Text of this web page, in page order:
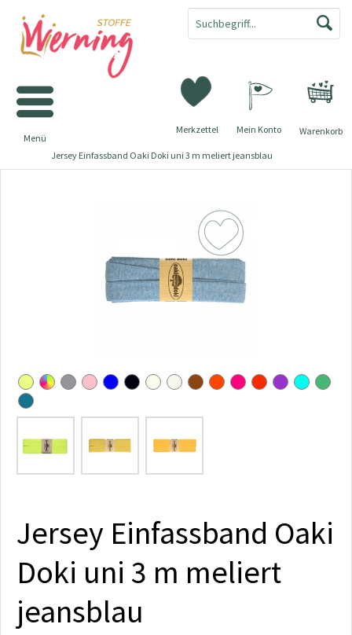
Warenkorb
Merkzettel Mein Konto
Menü
Jersey Einfassband Oaki Doki uni 3 m meliert jeansblau
Jersey Einfassband Oaki
Doki uni 3 m meliert
jeansblau